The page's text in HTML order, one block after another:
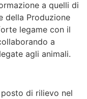
a quelli di
della Produzione
legame con il
a
agli animali.
di rilievo nel